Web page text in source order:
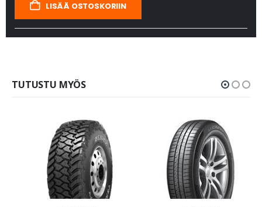
LISÄÄ OSTOSKORIIN
TUTUSTU MYÖS